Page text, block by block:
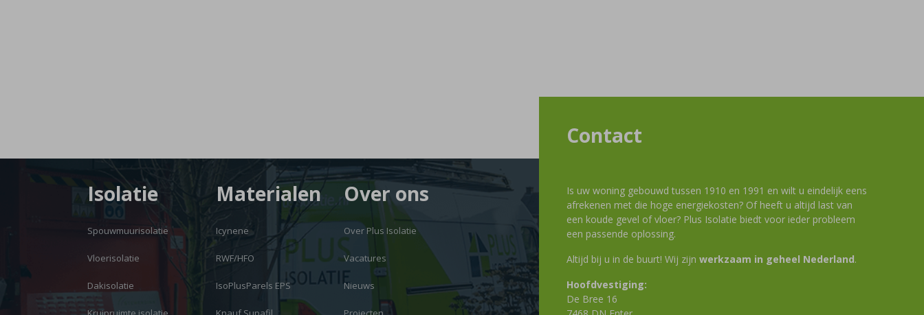
Isolatie
Spouwmuurisolatie
Vloerisolatie
Dakisolatie
Materialen
Icynene
RWF/HFO
IsoPlusParels EPS
Over ons
Over Plus Isolatie
Vacatures
Nieuws
Contact
Is uw woning gebouwd tussen 1910 en 1991 en wilt u eindelijk eens
afrekenen met die hoge energiekosten? Of heeft u altijd last van
een koude gevel of vloer? Plus Isolatie biedt voor ieder probleem
een passende oplossing.
Altijd bij u in de buurt! Wij zijn werkzaam in geheel Nederland.
Hoofdvestiging:
De Bree 16